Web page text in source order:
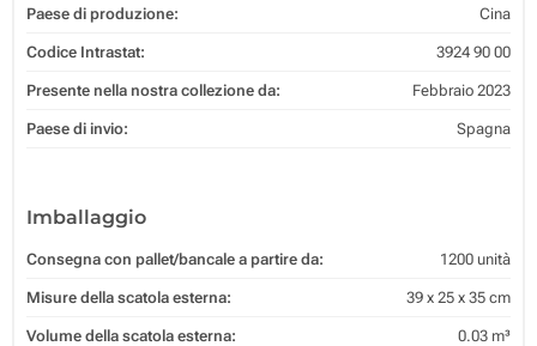
Paese di produzione: Cina
Codice Intrastat: 3924 90 00
Presente nella nostra collezione da: Febbraio 2023
Paese di invio: Spagna
Imballaggio
Consegna con pallet/bancale a partire da: 1200 unità
Misure della scatola esterna: 39 x 25 x 35 cm
Volume della scatola esterna: 0.03 m³